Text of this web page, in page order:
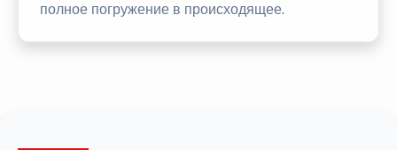
полное погружение в происходящее.